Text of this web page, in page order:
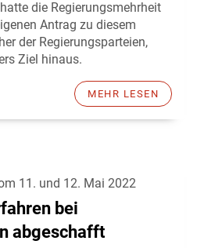
die Regierungsmehrheit
Antrag zu diesem
der Regierungsparteien,
Ziel hinaus.
MEHR LESEN
11. und 12. Mai 2022
bei
abgeschafft